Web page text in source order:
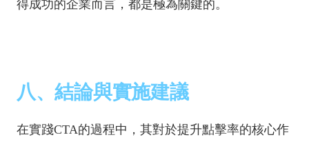
得成功的企業而言，都是極為關鍵的。
八、結論與實施建議
在實踐CTA的過程中，其對於提升點擊率的核心作